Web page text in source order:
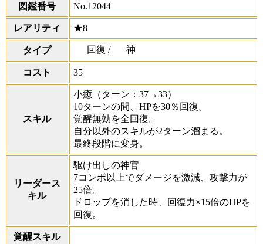
図鑑番号 No.12044
レアリティ ★8
タイプ 回復 / 神
コスト 35
スキル
小癒 （ターン：37→33）
10ターンの間、HPを30％回復。
覚醒無効を全回復。
自分以外のスキルが2ターン溜まる。
最終段階に変身。
リーダース
キル
駆け出しの神官
7コンボ以上でダメージを激減、攻撃力が
25倍。
ドロップを消した時、回復力×15倍のHPを
回復。
覚醒スキル